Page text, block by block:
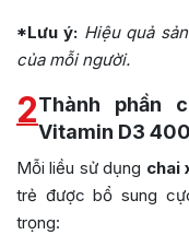
*Lưu ý: Hiệu quả
của mỗi người.
2Thành phần
Vitamin D3
Mỗi liều sử dụng chai
trẻ được bổ sung
trọng: